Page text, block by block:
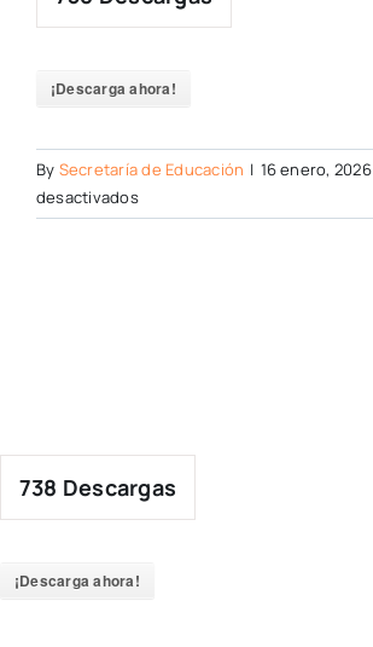
¡Descarga ahora!
By Secretaría de Educación | 16 enero, 2026
desactivadosen
738 Descargas
¡Descarga ahora!